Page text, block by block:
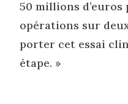
50 millions
opérations sur
porter cet essai
étape. »